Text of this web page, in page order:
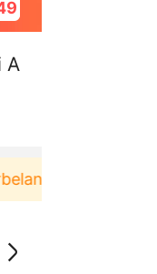
A
di aplikasi